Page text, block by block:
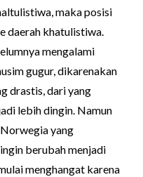
maka posisi
daerah khatulistiwa.
mengalami
gugur, dikarenakan
drastis, dari yang
lebih dingin. Namun
yang
berubah menjadi
menghangat karena